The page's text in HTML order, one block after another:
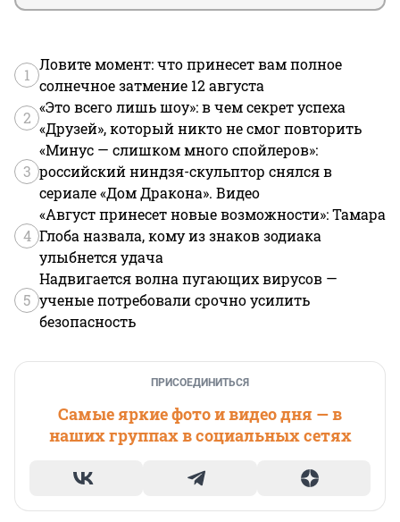
1
Ловите момент: что принесет вам полное
солнечное затмение 12 августа
2
«Это всего лишь шоу»: в чем секрет успеха
«Друзей», который никто не смог повторить
3
«Минус — слишком много спойлеров»:
российский ниндзя-скульптор снялся в
сериале «Дом Дракона». Видео
4
«Август принесет новые возможности»: Тамара
Глоба назвала, кому из знаков зодиака
улыбнется удача
5
Надвигается волна пугающих вирусов —
ученые потребовали срочно усилить
безопасность
ПРИСОЕДИНИТЬСЯ
Самые яркие фото и видео дня — в
наших группах в социальных сетях